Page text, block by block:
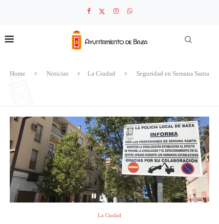
Home Noticias La Ciudad Seguridad en Semana Santa
La Ciudad